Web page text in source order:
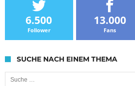
6.500
Follower
13.000
Fans
SUCHE NACH EINEM THEMA
Suche nach: